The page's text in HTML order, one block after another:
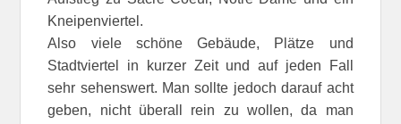
Kneipenviertel.
Also viele schöne Gebäude, Plätze und
Stadtviertel in kurzer Zeit und auf jeden Fall
sehr sehenswert. Man sollte jedoch darauf acht
geben, nicht überall rein zu wollen, da man